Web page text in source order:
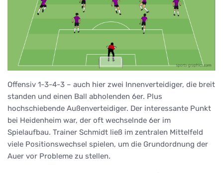
Offensiv 1-3-4-3 – auch hier zwei Innenverteidiger, die breit
standen und einen Ball abholenden 6er. Plus
hochschiebende Außenverteidiger. Der interessante Punkt
bei Heidenheim war, der oft wechselnde 6er im
Spielaufbau. Trainer Schmidt ließ im zentralen Mittelfeld
viele Positionswechsel spielen, um die Grundordnung der
Auer vor Probleme zu stellen.